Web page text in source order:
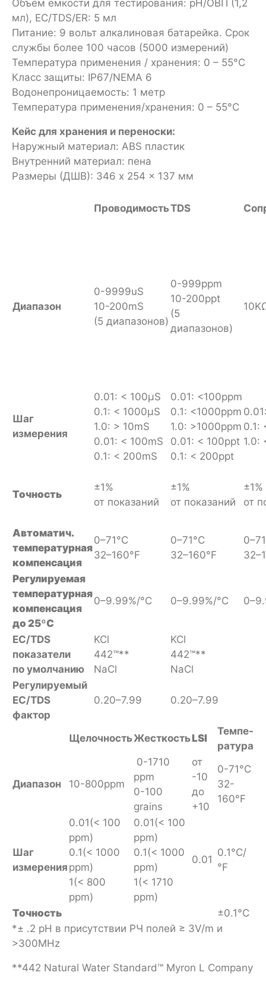
Объем емкости для тестирования: pH/ОВП (1,2
мл), EC/TDS/ER: 5 мл
Питание: 9 вольт алкалиновая батарейка. Срок
службы более 100 часов (5000 измерений)
Температура применения / хранения: 0 – 55°C
Класс защиты: IP67/NEMA 6
Водонепроницаемость: 1 метр
Температура применения/хранения: 0 – 55°C
Кейс для хранения и переноски:
Наружный материал: ABS пластик
Внутренний материал: пена
Размеры (ДШВ): 346 x 254 x 137 мм
ПроводимостьTDS
Диапазон
0-9999uS
10-200mS
(5 диапазонов)
0-999ppm
10-200ppt
(5
диапазонов)
Шаг
измерения
0.01: < 100µS
0.1: < 1000µS
1.0: > 10mS
0.01: < 100mS
0.1: < 200mS
0.01: <100ppm
0.1: <1000ppm
1.0: >1000ppm
0.01: < 100ppt
0.1: < 200ppt
0.1:
1.0:
Точность
±1%
от показаний
±1%
от показаний
±1%
от
Автоматич.
температурная
компенсация
0–71°C
32–160°F
0–71°C
32–160°F
Регулируемая
температурная
компенсация
до 25ºC
0–9.99%/°C 0–9.99%/°C
EC/TDS
показатели
по умолчанию
KCl
442™**
NaCl
KCl
442™**
NaCl
Регулируемый
EC/TDS
фактор
0.20–7.99 0.20–7.99
ЩелочностьЖесткостьLSI
Темпе-
ратура
Диапазон 10-800ppm
0-1710
ppm
0-100
grains
от
-10
до
+10
0-71°C
32-
160°F
Шаг
измерения
0.01(< 100
ppm)
0.1(< 1000
ppm)
1(< 800
ppm)
0.01(< 100
ppm)
0.1(< 1000
ppm)
1(< 1710
ppm)
0.01
0.1°C/
°F
Точность
±0.1°C
*± .2 pH в присутствии РЧ полей ≥ 3V/m и
>300MHz
**442 Natural Water Standard™ Myron L Company